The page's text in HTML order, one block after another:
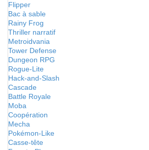
Flipper
Bac à sable
Rainy Frog
Thriller narratif
Metroidvania
Tower Defense
Dungeon RPG
Rogue-Lite
Hack-and-Slash
Cascade
Battle Royale
Moba
Coopération
Mecha
Pokémon-Like
Casse-tête